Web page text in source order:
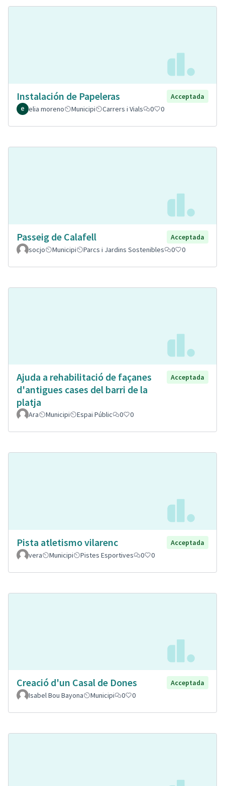
Instalación de Papeleras
Acceptada
elia moreno
Municipi Carrers i Vials 0 0
Passeig de Calafell
Acceptada
socjo
Municipi Parcs i Jardins Sostenibles 0 0
Ajuda a rehabilitació de façanes
d'antigues cases del barri de la
platja
Acceptada
Ara Municipi Espai Públic 0 0
Pista atletismo vilarenc
Acceptada
vera
Municipi Pistes Esportives 0 0
Creació d'un Casal de Dones
Acceptada
Isabel Bou Bayona
Municipi 0 0